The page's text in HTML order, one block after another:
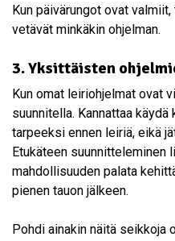
Kun päivärungot ovat
vetävät minkäkin ohjelman.
3. Yksittäisten
Kun omat leiriohjelmat ovat
suunnitella. Kannattaa
tarpeeksi ennen leiriä, eikä
Etukäteen suunnitteleminen
mahdollisuuden palata
pienen tauon jälkeen.
Pohdi ainakin näitä seikkoja